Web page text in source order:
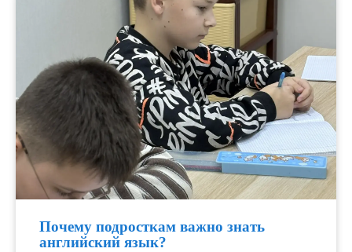
Почему подросткам важно знать
английский язык?